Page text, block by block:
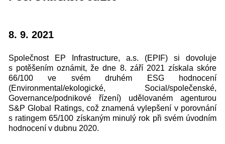
8. 9. 2021
Společnost EP Infrastructure, a.s. (EPIF) si dovoluje
s potěšením oznámit, že dne 8. září 2021 získala skóre
66/100 ve svém druhém ESG hodnocení
(Environmental/ekologické, Social/společenské,
Governance/podnikové řízení) udělovaném agenturou
S&P Global Ratings, což znamená vylepšení v porovnání
s ratingem 65/100 získaným minulý rok při svém úvodním
hodnocení v dubnu 2020.